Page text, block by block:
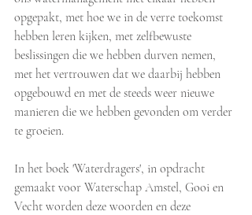
opgepakt, met hoe we in de verre toekomst
hebben leren kijken, met zelfbewuste
beslissingen die we hebben durven nemen,
met het vertrouwen dat we daarbij hebben
opgebouwd en met de steeds weer nieuwe
manieren die we hebben gevonden om verder
te groeien.
In het boek 'Waterdragers', in opdracht
gemaakt voor Waterschap Amstel, Gooi en
Vecht worden deze woorden en deze